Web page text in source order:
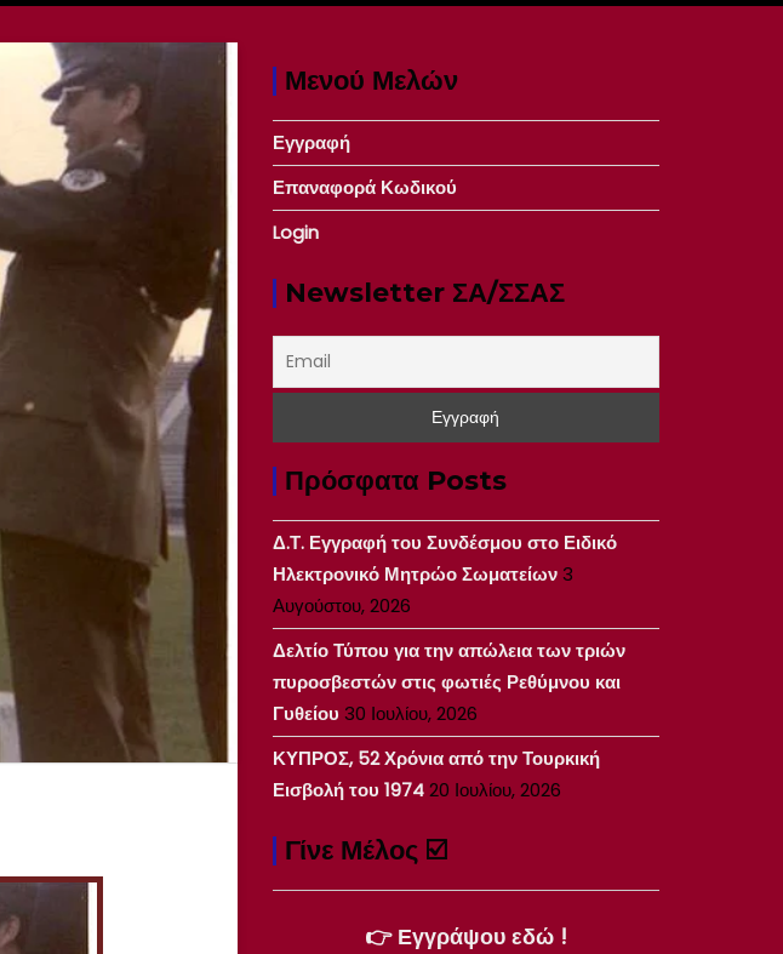
Μενού Μελών
Εγγραφή
Επαναφορά Κωδικού
Login
Newsletter ΣΑ/ΣΣΑΣ
Πρόσφατα Posts
Δ.Τ. Εγγραφή του Συνδέσμου στο Ειδικό
Ηλεκτρονικό Μητρώο Σωματείων3
Αυγούστου, 2026
Δελτίο Τύπου για την απώλεια των τριών
πυροσβεστών στις φωτιές Ρεθύμνου και
Γυθείου 30 Ιουλίου, 2026
ΚΥΠΡΟΣ, 52 Χρόνια από την Τουρκική
Εισβολή του 197420 Ιουλίου, 2026
Γίνε Μέλος ☑️
👉 Εγγράψου εδώ !